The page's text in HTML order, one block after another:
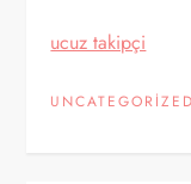
ucuz takipçi
UNCATEGORIZED